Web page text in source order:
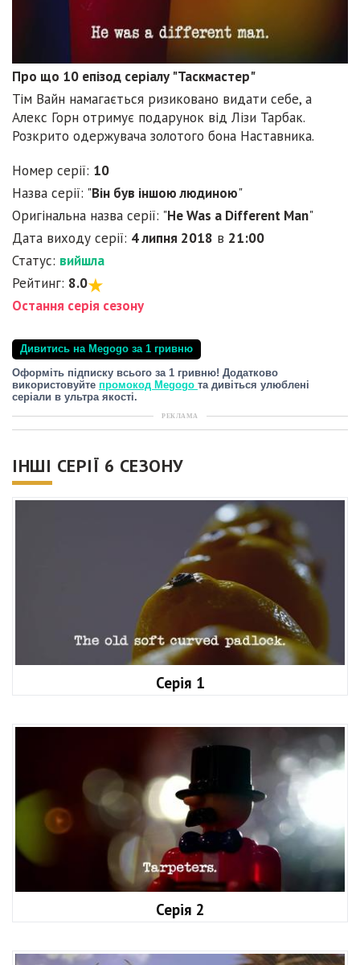
Про що 10 епізод серіалу "Таскмастер"
Тім Вайн намагається ризиковано видати себе, а
Алекс Горн отримує подарунок від Лізи Тарбак.
Розкрито одержувача золотого бона Наставника.
Номер серії: 10
Назва серії: "Він був іншою людиною"
Оригінальна назва серії: "He Was a Different Man"
Дата виходу серії: 4 липня 2018 в 21:00
Статус: вийшла
Рейтинг: 8.0
Остання серія сезону
Дивитись на Megogo за 1 гривню
Оформіть підписку всього за 1 гривню! Додатково
використовуйте промокод Megogo та дивіться улюблені
серіали в ультра якості.
РЕКЛАМА
ІНШІ СЕРІЇ 6 СЕЗОНУ
Серія 1
Серія 2